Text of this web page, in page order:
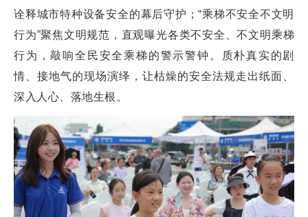
诠释城市特种设备安全的幕后守护；“乘梯不安全不文明
行为”聚焦文明规范，直观曝光各类不安全、不文明乘梯
行为，敲响全民安全乘梯的警示警钟。质朴真实的剧
情、接地气的现场演绎，让枯燥的安全法规走出纸面、
深入人心、落地生根。